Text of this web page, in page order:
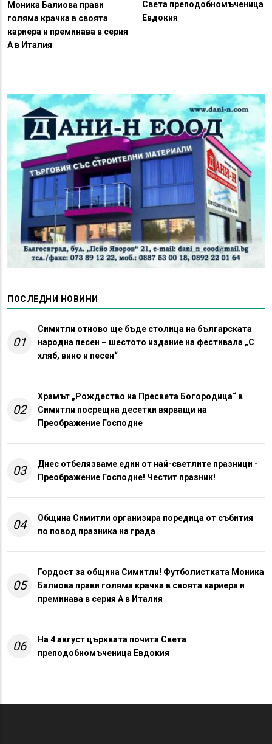
Моника Балиова прави
голяма крачка в своята
кариера и преминава в серия
А в Италия
Света преподобномъченица
Евдокия
ПОСЛЕДНИ НОВИНИ
01
Симитли отново ще бъде столица на българската
народна песен – шестото издание на фестивала „С
хляб, вино и песен“
02
Храмът „Рождество на Пресвета Богородица“ в
Симитли посрещна десетки вярващи на
Преображение Господне
03
Днес отбелязваме един от най-светлите празници -
Преображение Господне! Честит празник!
04
Община Симитли организира поредица от събития
по повод празника на града
05
Гордост за община Симитли! Футболистката Моника
Балиова прави голяма крачка в своята кариера и
преминава в серия А в Италия
06
На 4 август църквата почита Света
преподобномъченица Евдокия